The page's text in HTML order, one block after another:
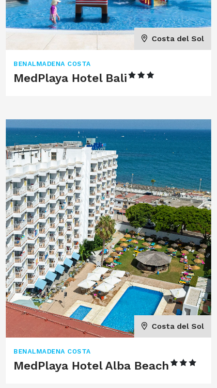
Costa del Sol
BENALMADENA COSTA
MedPlaya Hotel Bali
Costa del Sol
BENALMADENA COSTA
MedPlaya Hotel Alba Beach